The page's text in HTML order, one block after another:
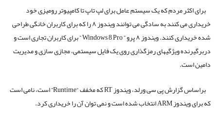
برای اکثر مردم که یک سیستم عامل برای لپ تاپ تا کامپیوتر رومیزی خود
خریداری می کنند به سادگی می توانند ویندوز ۸ را که برای کاربران خانگی طراحی
شده خریداری کنند. ویندوز ۸ پرو ” Windows 8 Pro ” برای کاربران تجاری است و
دربرگیرنده ویژگیهای رمزگذاری روی یک فایل سیستمی، مجازی سازی و مدیریت
دامین است.
براساس گزارش پی سی ورلد، ویندوز RT که مخفف “Runtime” است، نامی است
که برای ویندوز ARM انتخاب شده است و نمی توان آن را خریداری کرد.